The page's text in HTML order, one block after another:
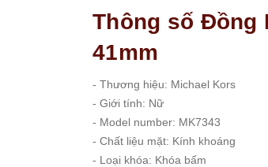
Thông số Đồng
41mm
- Thương hiệu: Michael Kors
- Giới tính: Nữ
- Model number: MK7343
- Chất liệu mặt: Kính khoáng
- Loại khóa: Khóa bấm